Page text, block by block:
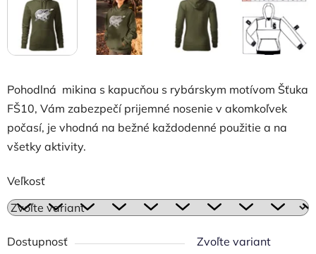
Pohodlná mikina s kapucňou s rybárskym motívom Šťuka
FŠ10, Vám zabezpečí prijemné nosenie v akomkoľvek
počasí, je vhodná na bežné každodenné použitie a na
všetky aktivity.
Veľkosť
Dostupnosť
Zvoľte variant